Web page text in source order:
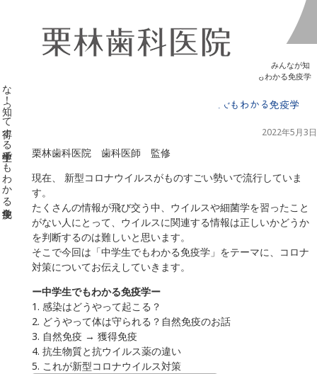
千葉県の新浦安にある歯医者｜コロナに負けるな！知って得する中学生でもわかる免疫学
みんなが知
コロナに負けるな！知って得する中学生でもわかる免疫学
コロナに負けるな！知って得する中学生でもわかる免疫学
2022年5月3日
栗林歯科医院 歯科医師 監修
現在、 新型コロナウイルスがものすごい勢いで流行していま
す。
たくさんの情報が飛び交う中、ウイルスや細菌学を習ったこと
がない人にとって、ウイルスに関連する情報は正しいかどうか
を判断するのは難しいと思います。
そこで今回は「中学生でもわかる免疫学」をテーマに、コロナ
対策についてお伝えしていきます。
ー中学生でもわかる免疫学ー
1. 感染はどうやって起こる？
2. どうやって体は守られる？自然免疫のお話
3. 自然免疫 → 獲得免疫
4. 抗生物質と抗ウイルス薬の違い
5. これが新型コロナウイルス対策